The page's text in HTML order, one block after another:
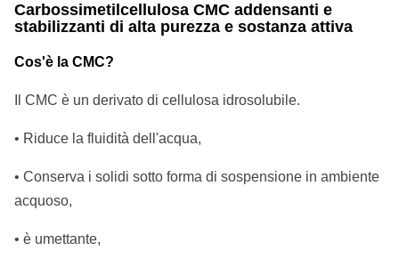
Carbossimetilcellulosa CMC addensanti e
stabilizzanti di alta purezza e sostanza attiva
Cos'è la CMC?
Il CMC è un derivato di cellulosa idrosolubile.
• Riduce la fluidità dell'acqua,
• Conserva i solidi sotto forma di sospensione in ambiente
acquoso,
• è umettante,